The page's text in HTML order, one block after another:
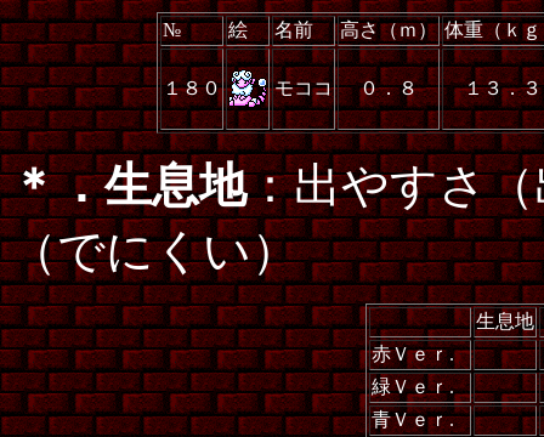
№ 絵 名前 高さ（ｍ） 体重（ｋ
１８０ モココ ０．８ １３．３
＊．生息地：出やすさ
（でにくい）
生息地
赤Ｖｅｒ.
緑Ｖｅｒ.
青Ｖｅｒ.